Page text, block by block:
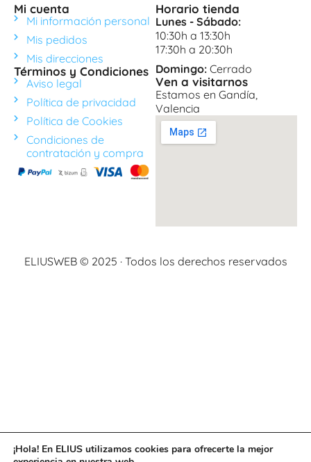
Mi cuenta
Mi información personal
Mis pedidos
Mis direcciones
Términos y Condiciones
Aviso legal
Política de privacidad
Política de Cookies
Condiciones de
contratación y compra
Horario tienda
Lunes - Sábado:
10:30h a 13:30h
17:30h a 20:30h
Domingo: Cerrado
Ven a visitarnos
Estamos en Gandía,
Valencia
ELIUSWEB © 2025 · Todos los derechos reservados
¡Hola! En ELIUS utilizamos cookies para ofrecerte la mejor